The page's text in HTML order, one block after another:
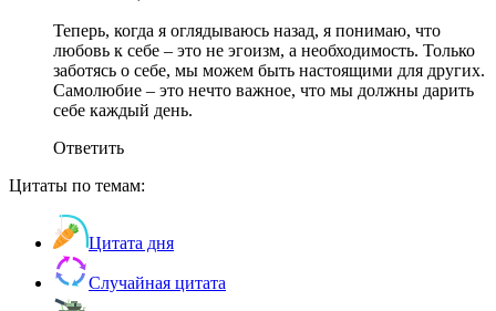
Теперь, когда я оглядываюсь назад, я понимаю, что
любовь к себе – это не эгоизм, а необходимость. Только
заботясь о себе, мы можем быть настоящими для других.
Самолюбие – это нечто важное, что мы должны дарить
себе каждый день.
Ответить
Цитаты по темам:
Цитата дня
Случайная цитата